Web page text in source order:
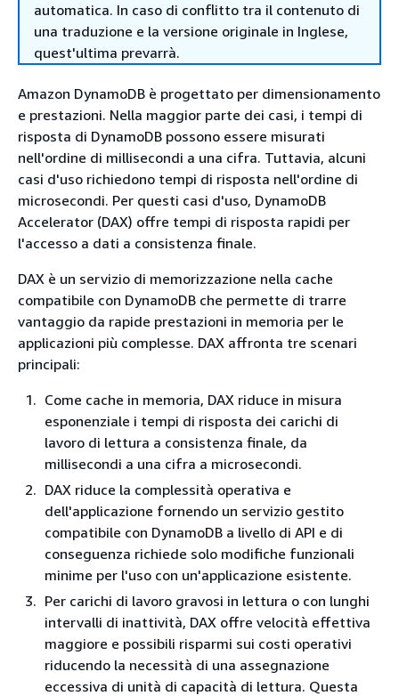
automatica. In caso di conflitto tra il contenuto di
una traduzione e la versione originale in Inglese,
quest'ultima prevarrà.
Amazon DynamoDB è progettato per dimensionamento
e prestazioni. Nella maggior parte dei casi, i tempi di
risposta di DynamoDB possono essere misurati
nell'ordine di millisecondi a una cifra. Tuttavia, alcuni
casi d'uso richiedono tempi di risposta nell'ordine di
microsecondi. Per questi casi d'uso, DynamoDB
Accelerator (DAX) offre tempi di risposta rapidi per
l'accesso a dati a consistenza finale.
DAX è un servizio di memorizzazione nella cache
compatibile con DynamoDB che permette di trarre
vantaggio da rapide prestazioni in memoria per le
applicazioni più complesse. DAX affronta tre scenari
principali:
Come cache in memoria, DAX riduce in misura
esponenziale i tempi di risposta dei carichi di
lavoro di lettura a consistenza finale, da
millisecondi a una cifra a microsecondi.
DAX riduce la complessità operativa e
dell'applicazione fornendo un servizio gestito
compatibile con DynamoDB a livello di API e di
conseguenza richiede solo modifiche funzionali
minime per l'uso con un'applicazione esistente.
Per carichi di lavoro gravosi in lettura o con lunghi
intervalli di inattività, DAX offre velocità effettiva
maggiore e possibili risparmi sui costi operativi
riducendo la necessità di una assegnazione
eccessiva di unità di capacità di lettura. Questa